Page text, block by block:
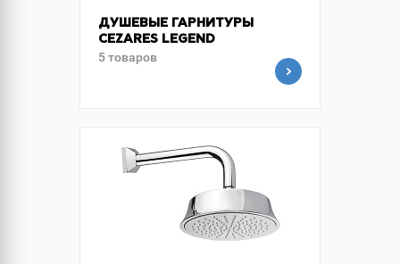
ДУШЕВЫЕ ГАРНИТУРЫ
CEZARES LEGEND
5 товаров